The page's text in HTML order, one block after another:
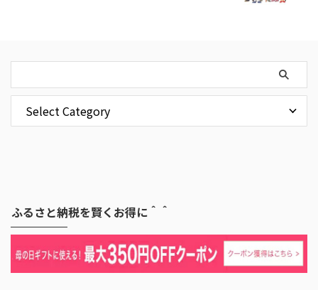
ふるさと納税を賢くお得に＾＾